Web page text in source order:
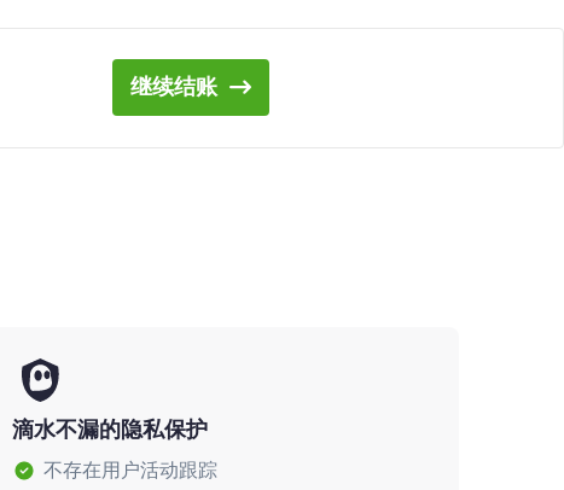
继续结账
滴水不漏的隐私保护
不存在用户活动跟踪